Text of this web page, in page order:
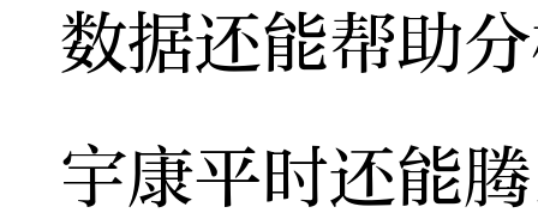
数据还能帮助
宇康平时还能